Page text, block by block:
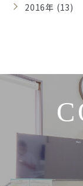
2016年 (13)